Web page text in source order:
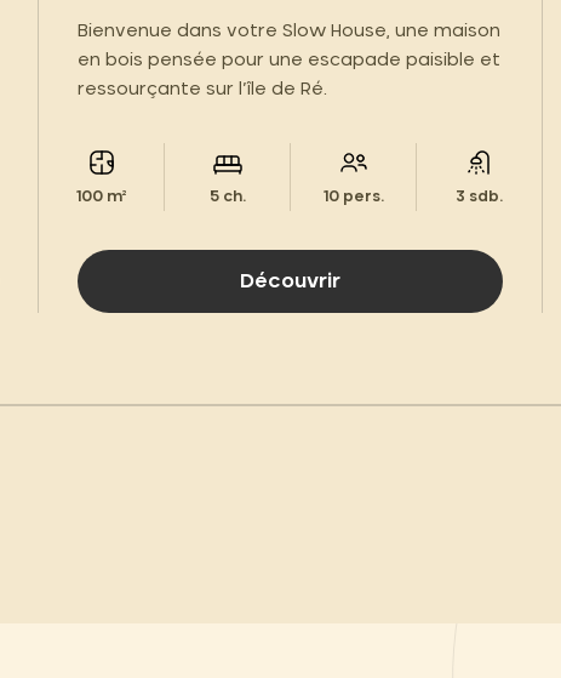
Bienvenue dans votre Slow House, une maison
en bois pensée pour une escapade paisible et
ressourçante sur l’île de Ré.
100 m² 5 ch. 10 pers. 3 sdb.
Découvrir